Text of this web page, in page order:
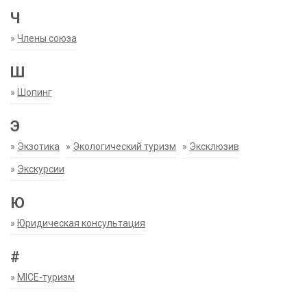
Ч
» Члены союза
Ш
» Шопинг
Э
» Экзотика » Экологический туризм » Эксклюзив
» Экскурсии
Ю
» Юридическая консультация
#
» MICE-туризм